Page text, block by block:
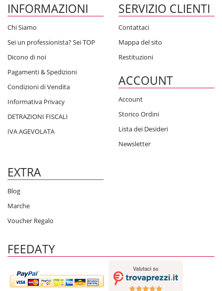
INFORMAZIONI
Chi Siamo
Sei un professionista? Sei TOP
Dicono di noi
Pagamenti & Spedizioni
Condizioni di Vendita
Informativa Privacy
DETRAZIONI FISCALI
IVA AGEVOLATA
SERVIZIO CLIENTI
Contattaci
Mappa del sito
Restituzioni
ACCOUNT
Account
Storico Ordini
Lista dei Desideri
Newsletter
EXTRA
Blog
Marche
Voucher Regalo
FEEDATY